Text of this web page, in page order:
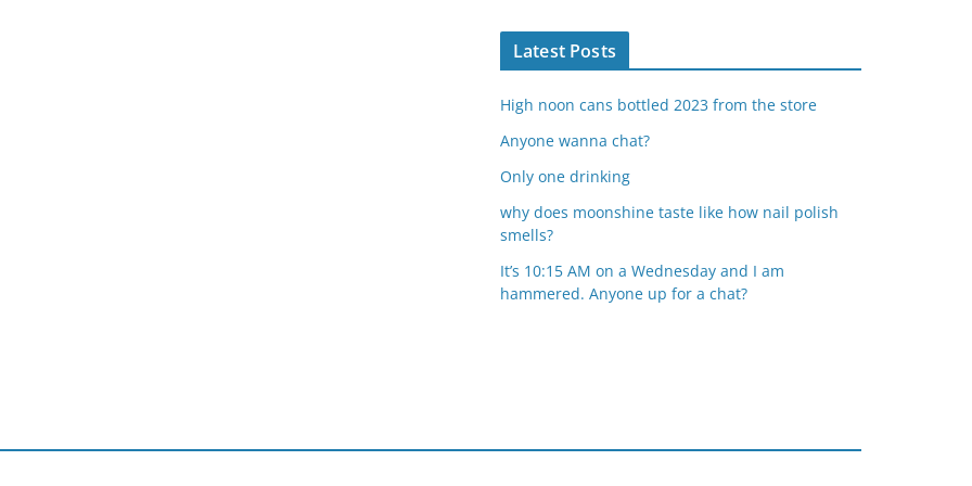
Latest Posts
High noon cans bottled 2023 from the store
Anyone wanna chat?
Only one drinking
why does moonshine taste like how nail polish
smells?
It’s 10:15 AM on a Wednesday and I am
hammered. Anyone up for a chat?